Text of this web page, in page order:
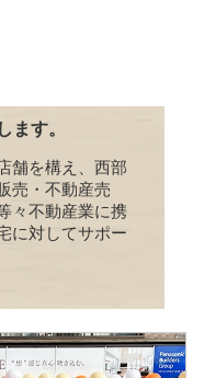
ます。
舗を構え、西部
売・不動産売
々不動産業に携
に対してサポー